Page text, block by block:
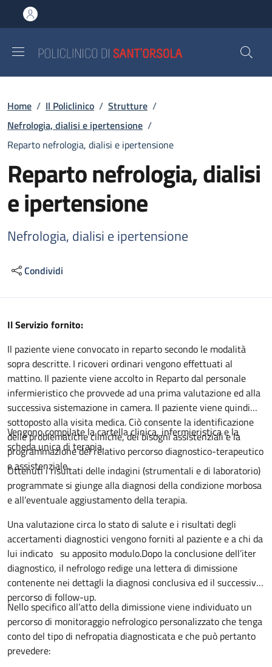
al contenuto principale
to footer content
Briciole di pane
Home / Il Policlinico / Strutture /
Nefrologia, dialisi e ipertensione /
Reparto nefrologia, dialisi e ipertensione
Reparto nefrologia, dialisi
e ipertensione
Nefrologia, dialisi e ipertensione
Condividi
Descrizione
Il Servizio fornito:
Il paziente viene convocato in reparto secondo le modalità
sopra descritte. I ricoveri ordinari vengono effettuati al
mattino. Il paziente viene accolto in Reparto dal personale
infermieristico che provvede ad una prima valutazione ed alla
successiva sistemazione in camera. Il paziente viene quindi
sottoposto alla visita medica. Ciò consente la identificazione
delle problematiche cliniche, dei bisogni assistenziali e la
programmazione del relativo percorso diagnostico-terapeutico
e assistenziale.
Vengono compilate la cartella clinica, infermieristica e la
scheda unica di terapia.
Ottenuti i risultati delle indagini (strumentali e di laboratorio)
programmate si giunge alla diagnosi della condizione morbosa
e all’eventuale aggiustamento della terapia.
Una valutazione circa lo stato di salute e i risultati degli
accertamenti diagnostici vengono forniti al paziente e a chi da
lui indicato su apposito modulo.Dopo la conclusione dell’iter
diagnostico, il nefrologo redige una lettera di dimissione
contenente nei dettagli la diagnosi conclusiva ed il successivo
percorso di follow-up.
Nello specifico all’atto della dimissione viene individuato un
percorso di monitoraggio nefrologico personalizzato che tenga
conto del tipo di nefropatia diagnosticata e che può pertanto
prevedere: